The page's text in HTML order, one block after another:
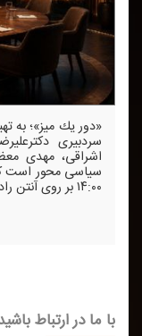
«دور یك میز»؛ به
سردبیری
اشراقی، مهدی
۱۴:۰۰ بر روی آنتن رادیو تهران می‌رود.
با ما در ارتباط